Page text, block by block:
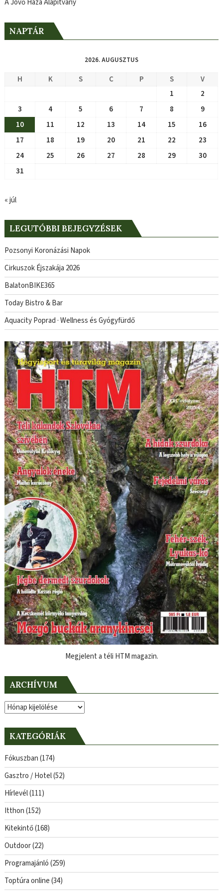
A Jövő Háza Alapítvány
NAPTÁR
2026. AUGUSZTUS
H K S C P S
V
1
2
3
4 5 6 7 8
9
10
11 12 13 14 15
16
17
18 19 20 21 22
23
24
25 26 27 28 29
30
31
« júl
LEGUTÓBBI BEJEGYZÉSEK
Pozsonyi Koronázási Napok
Cirkuszok Éjszakája 2026
BalatonBIKE365
Today Bistro & Bar
Aquacity Poprad · Wellness és Gyógyfürdő
Megjelent a téli HTM magazin.
ARCHÍVUM
Archívum
KATEGÓRIÁK
Fókuszban(174)
Gasztro / Hotel(52)
Hírlevél(111)
Itthon(152)
Kitekintő(168)
Outdoor(22)
Programajánló(259)
Toptúra online(34)